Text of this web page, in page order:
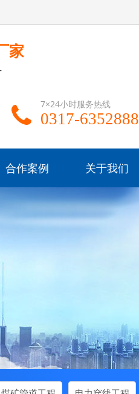
家
7×24小时服务热线
0317-6352888
合作案例 关于我们